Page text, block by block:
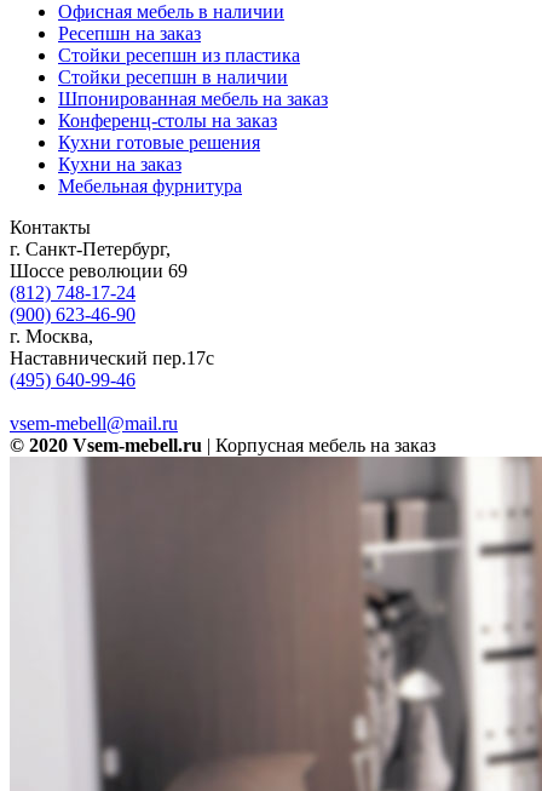
Офисная мебель в наличии
Ресепшн на заказ
Стойки ресепшн из пластика
Стойки ресепшн в наличии
Шпонированная мебель на заказ
Конференц-столы на заказ
Кухни готовые решения
Кухни на заказ
Мебельная фурнитура
Контакты
г. Санкт-Петербург,
Шоссе революции 69
(812) 748-17-24
(900) 623-46-90
г. Москва,
Наставнический пер.17с
(495) 640-99-46
vsem-mebell@mail.ru
© 2020 Vsem-mebell.ru | Корпусная мебель на заказ